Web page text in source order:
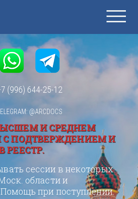
(996) 644-25-12
@ARCDOCS
И СРЕДНЕМ
С ПОДТВЕРЖДЕНИЕМ И
РЕЕСТР.
сессии в некоторых
области и
при поступлении.